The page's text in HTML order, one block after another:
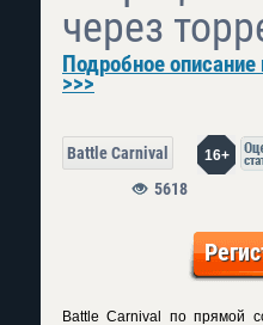
через
Подробное
>>>
Battle Carnival 16+
5618
Battle Carnival по прямой